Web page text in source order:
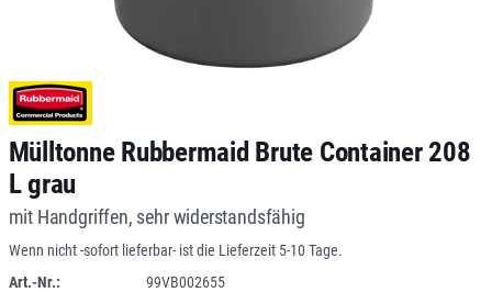
Mülltonne Rubbermaid Brute Container 208
L grau
mit Handgriffen, sehr widerstandsfähig
Wenn nicht -sofort lieferbar- ist die Lieferzeit 5-10 Tage.
Art.-Nr.:
99VB002655